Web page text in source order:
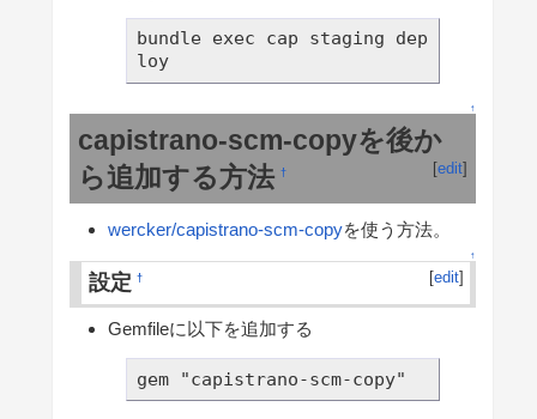
bundle exec cap staging dep
loy
↑
capistrano-scm-copyを後か
ら追加する方法 † [edit]
wercker/capistrano-scm-copyを使う方法。
↑
設定 † [edit]
Gemfileに以下を追加する
gem "capistrano-scm-copy"